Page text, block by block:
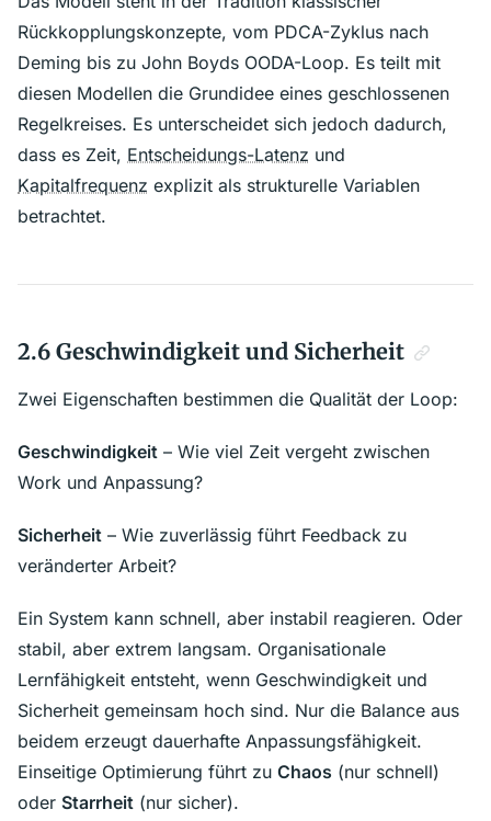
Rückkopplungskonzepte, vom PDCA-Zyklus nach
Deming bis zu John Boyds OODA-Loop. Es teilt mit
diesen Modellen die Grundidee eines geschlossenen
Regelkreises. Es unterscheidet sich jedoch dadurch,
dass es Zeit, Entscheidungs-Latenz und
Kapitalfrequenz explizit als strukturelle Variablen
betrachtet.
2.6 Geschwindigkeit und Sicherheit
Zwei Eigenschaften bestimmen die Qualität der Loop:
Geschwindigkeit – Wie viel Zeit vergeht zwischen
Work und Anpassung?
Sicherheit – Wie zuverlässig führt Feedback zu
veränderter Arbeit?
Ein System kann schnell, aber instabil reagieren. Oder
stabil, aber extrem langsam. Organisationale
Lernfähigkeit entsteht, wenn Geschwindigkeit und
Sicherheit gemeinsam hoch sind. Nur die Balance aus
beidem erzeugt dauerhafte Anpassungsfähigkeit.
Einseitige Optimierung führt zu Chaos (nur schnell)
oder Starrheit (nur sicher).